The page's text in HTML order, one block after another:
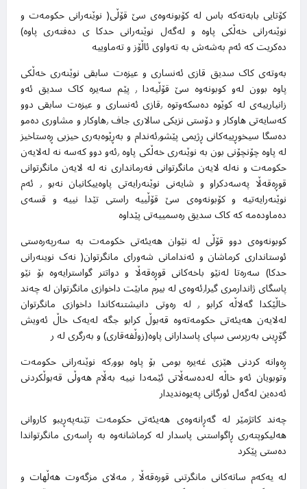
کۆتایی بابەتەکە باس لە کۆبونەوەی سێ قۆڵی( نوێنەرانی حکومەت و
نوێنەرانی خەڵکی پاوە و لەگەل نوێنەرانی حدکا ی دەفتەری پاوە)
دەکریت کە ئەم بەشەش بە تەواوی ئاڵۆز و تەماوییە
بەوتەی کاک سدیق قازی ئەنساری و عیزەت سابقی نوێنەری خەڵکی
پاوە بوون لەو کوبونەوە سێ قۆڵیەدا ٫ پێم سەیرە کاک سدیق ئەو
زانیارییەی لە کوێوە دەسکەوتوە ٫قازی ئەنساری و عیزەت سابقی دوو
کەسایەتی هاوکار و دۆستی نزیکی سالاری جاف ٫هاوکار و مشاوری دەمو
دەسگا سیخوڕییەکانی ڕژیمی پێشو٫ئەندام و بەڕێوەبەری حیزبی ڕەستاخیز
لە پاوە چۆنچۆنی بون بە نوێنەری خەڵکی پاوە ٫ئەو دوو کەسە نە لەلایەن
حکومەت و نەلە لایەن مانگرتوانی فەرمانداری نە لە لایەن مانگرتوانی
قوڕەقەڵا پەسەدکراو و شایەنی نوێنەرایەتی پاوەییکانیان نەبو ٫ ئەم
نوێنەرایەتیە و کۆبونەوەی سێ قۆڵییە راستی تێدا نییە و قسەی
دەماودەمە کە کاک سدیق رەسمییەتی پێداوە
کوبونەوەی دوو قۆڵی لە نێوان هەیئەتی خکومەت بە سەرپەرەستی
ئوستانداری کرماشان و ئەندامانی شەورای مانگرتوان( نەک نوینەرانی
حدکا) سەرەتا لەنێو باخەکانی قوڕەقەڵا و دواتتر گواسترایەوە بۆ نێو
پاسگای ژاندارمری گیرا٫ئەوەی لە بیرم مابێت داخوازی مانگرتوان لە چەند
خاڵێکدا گەلاڵە کرابو ٫ لە رەوتی دانیشتنەکاندا داخوازی مانگرتوان
لەلایەن هەیئەتی حکومەتەوە قەبوڵ کرابو جگە لەیەک خاڵ ئەویش
گۆڕینی بەرپرسی سپای پاسدارانی پاوە(زوڵفەقاری) و بەرگری لە ر
ڕەوانە کردنی هێزی غەیرە بومی بۆ پاوە بوو٫کە نوێنەرانی حکومەت
وتوبویان ئەو خاڵە لەدەسەڵاتی ئێمەدا نییە بەڵام هەوڵی قەبوڵکردنی
ئەدەین لەگەل ئورگانی پەیوەندیدار
چەند کاتژمێر لە گەڕانەوەی هەیئەتی حکومەت تێنەپەڕیبو کاروانی
هەلیکوپتەری ڕاگواستنی پاسدار لە کرماشانەوە بە ڕاسەری مانگرتواندا
دەستی پێکرد
لە یەکەم ساتەکانی مانگرتنی قورەقەڵا ٫ مەلای مزگەوت هەڵهات و